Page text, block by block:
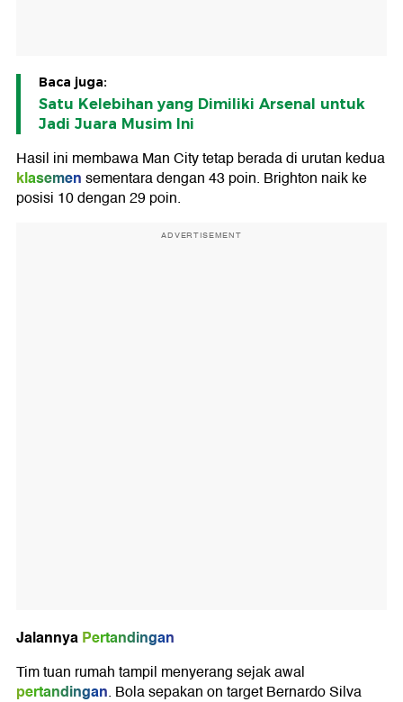
Baca juga:
Satu Kelebihan yang Dimiliki Arsenal untuk
Jadi Juara Musim Ini
Hasil ini membawa Man City tetap berada di urutan kedua
klasemensementara dengan 43 poin. Brighton naik ke
posisi 10 dengan 29 poin.
ADVERTISEMENT
JalannyaPertandingan
Tim tuan rumah tampil menyerang sejak awal
pertandingan. Bola sepakan on target Bernardo Silva